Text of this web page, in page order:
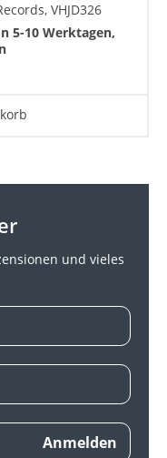
VHJD326
5-10 Werktagen,
und vieles